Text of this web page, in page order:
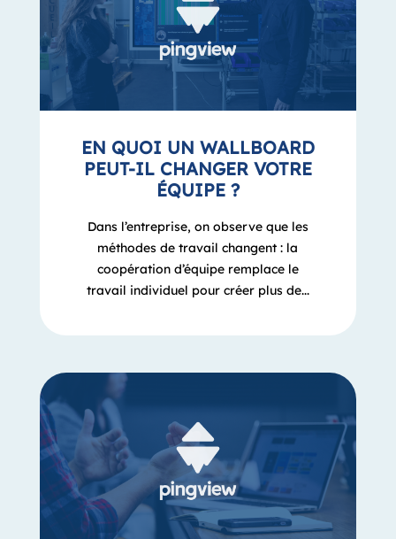
EN QUOI UN WALLBOARD
PEUT-IL CHANGER VOTRE
ÉQUIPE ?
Dans l’entreprise, on observe que les
méthodes de travail changent : la
coopération d’équipe remplace le
travail individuel pour créer plus de...